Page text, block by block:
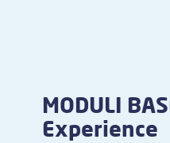
MODULI
Experience